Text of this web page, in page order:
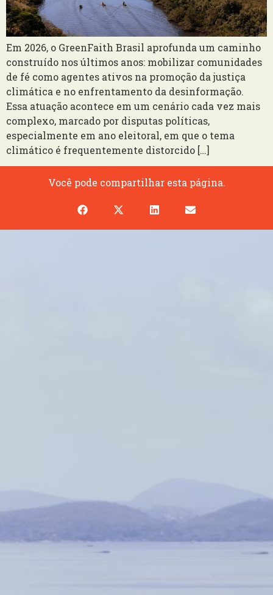
Em 2026, o GreenFaith Brasil aprofunda um caminho
construído nos últimos anos: mobilizar comunidades
de fé como agentes ativos na promoção da justiça
climática e no enfrentamento da desinformação.
Essa atuação acontece em um cenário cada vez mais
complexo, marcado por disputas políticas,
especialmente em ano eleitoral, em que o tema
climático é frequentemente distorcido […]
Você pode compartilhar esta página.